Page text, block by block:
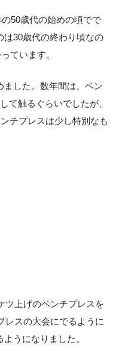
50歳代の始めの頃でで
は30歳代の終わり頃なの
ています。
した。数年間は、ベン
て触るぐらいでしたが、
チプレスは少し特別なも
ツ上げのベンチプレスを
レスの大会にでるように
うになりました。